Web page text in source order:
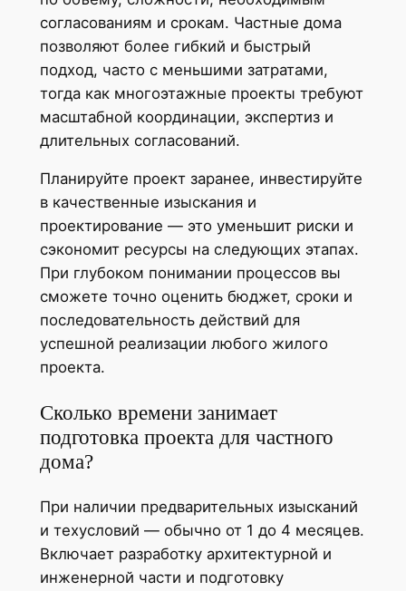
согласованиям и срокам. Частные дома
позволяют более гибкий и быстрый
подход, часто с меньшими затратами,
тогда как многоэтажные проекты требуют
масштабной координации, экспертиз и
длительных согласований.
Планируйте проект заранее, инвестируйте
в качественные изыскания и
проектирование — это уменьшит риски и
сэкономит ресурсы на следующих этапах.
При глубоком понимании процессов вы
сможете точно оценить бюджет, сроки и
последовательность действий для
успешной реализации любого жилого
проекта.
Сколько времени занимает
подготовка проекта для частного
дома?
При наличии предварительных изысканий
и техусловий — обычно от 1 до 4 месяцев.
Включает разработку архитектурной и
инженерной части и подготовку